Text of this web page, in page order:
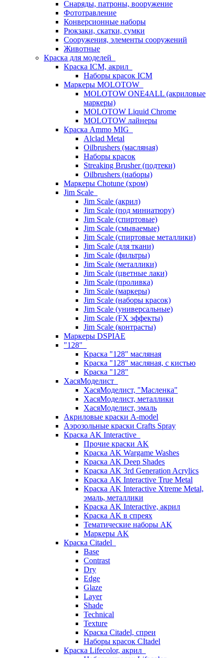
Снаряды, патроны, вооружение
Фототравление
Конверсионные наборы
Рюкзаки, скатки, сумки
Сооружения, элементы сооружений
Животные
Краска для моделей
Краска ICM, акрил
Наборы красок ICM
Маркеры MOLOTOW
MOLOTOW ONE4ALL (акриловые
маркеры)
MOLOTOW Liquid Chrome
MOLOTOW лайнеры
Краска Ammo MIG
Alclad Metal
Oilbrushers (масляная)
Наборы красок
Streaking Brusher (подтеки)
Oilbrushers (наборы)
Маркеры Chotune (хром)
Jim Scale
Jim Scale (акрил)
Jim Scale (под миниатюру)
Jim Scale (спиртовые)
Jim Scale (смываемые)
Jim Scale (спиртовые металлики)
Jim Scale (для ткани)
Jim Scale (фильтры)
Jim Scale (металлики)
Jim Scale (цветные лаки)
Jim Scale (проливка)
Jim Scale (маркеры)
Jim Scale (наборы красок)
Jim Scale (универсальные)
Jim Scale (FX эффекты)
Jim Scale (контрасты)
Маркеры DSPIAE
"128"
Краска "128" масляная
Краска "128" масляная, с кистью
Краска "128"
ХасяМоделист
ХасяМоделист, "Масленка"
ХасяМоделист, металлики
ХасяМоделист, эмаль
Акриловые краски A-model
Аэрозольные краски Crafts Spray
Краска AK Interactive
Прочие краски AK
Краска AK Wargame Washes
Краска AK Deep Shades
Краска AK 3rd Generation Acrylics
Краска AK Interactive True Metal
Краска AK Interactive Xtreme Metal,
эмаль, металлики
Краска AK Interactive, акрил
Краска AK в спреях
Тематические наборы AK
Маркеры AK
Краска Citadel
Base
Contrast
Dry
Edge
Glaze
Layer
Shade
Technical
Texture
Краска Citadel, спреи
Наборы красок CItadel
Краска Lifecolor, акрил